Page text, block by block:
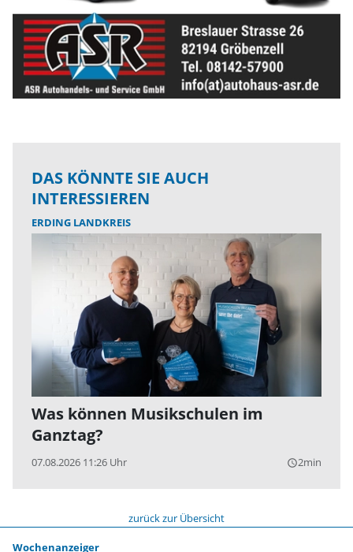
DAS KÖNNTE SIE AUCH
INTERESSIEREN
ERDING LANDKREIS
Was können Musikschulen im
Ganztag?
07.08.2026 11:26 Uhr query_builder2min
zurück zur Übersicht
Wochenanzeiger